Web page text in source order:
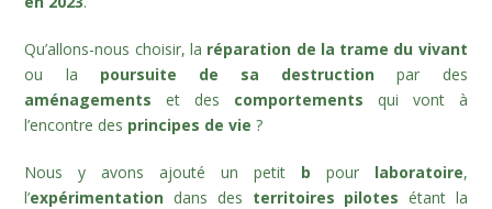
Qu’allons-nous choisir, la réparation de la trame du vivant
ou la poursuite de sa destruction par des
aménagements et des comportements qui vont à
l’encontre des principes de vie ?
Nous y avons ajouté un petit b pour laboratoire,
l’expérimentation dans des territoires pilotes étant la